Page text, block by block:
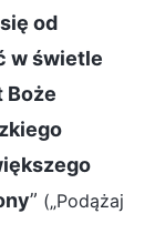
od
w świetle
Boże
” („Podążaj